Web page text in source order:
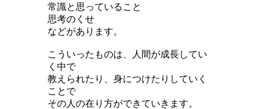
常識と思っていること
思考のくせ
などがあります。
こういったものは、人間が成長してい
く中で
教えられたり、身につけたりしていく
ことで
その人の在り方ができていきます。